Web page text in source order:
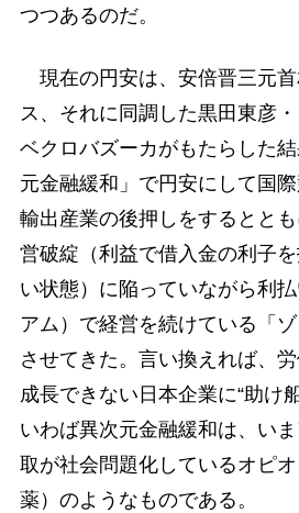
つつあるのだ。
現在の円安は、安倍晋三元首
ス、それに同調した黒田東彦
ベクロバズーカがもたらした
元金融緩和」で円安にして国
輸出産業の後押しをするとと
営破綻（利益で借入金の利子
い状態）に陥っていながら利
アム）で経営を続けている「
させてきた。言い換えれば、
成長できない日本企業に“助け
いわば異次元金融緩和は、い
取が社会問題化しているオピ
薬）のようなものである。